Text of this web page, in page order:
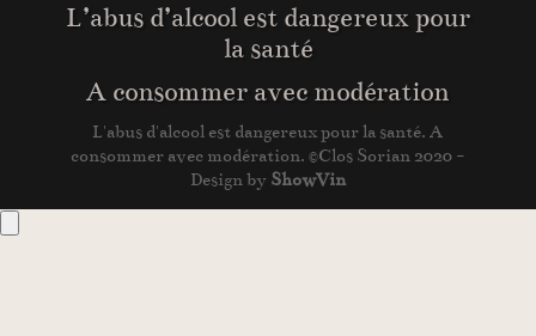
L’abus d’alcool est dangereux pour
la santé
A consommer avec modération
L'abus d'alcool est dangereux pour la santé. A
consommer avec modération. ©Clos Sorian 2020 -
Design by ShowVin